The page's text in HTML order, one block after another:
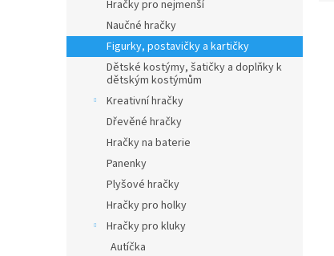
Hračky pro nejmenší
Naučné hračky
Figurky, postavičky a kartičky
Dětské kostýmy, šatičky a doplňky k
dětským kostýmům
Kreativní hračky
Dřevěné hračky
Hračky na baterie
Panenky
Plyšové hračky
Hračky pro holky
Hračky pro kluky
Autíčka